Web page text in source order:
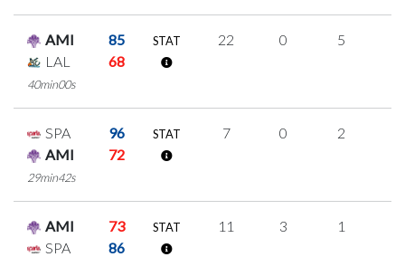
AMI
85
LAL
68
40min00s
STAT 22 0 5
SPA
96
AMI
72
29min42s
STAT 7 0 2
AMI
73
SPA
86
STAT 11 3 1